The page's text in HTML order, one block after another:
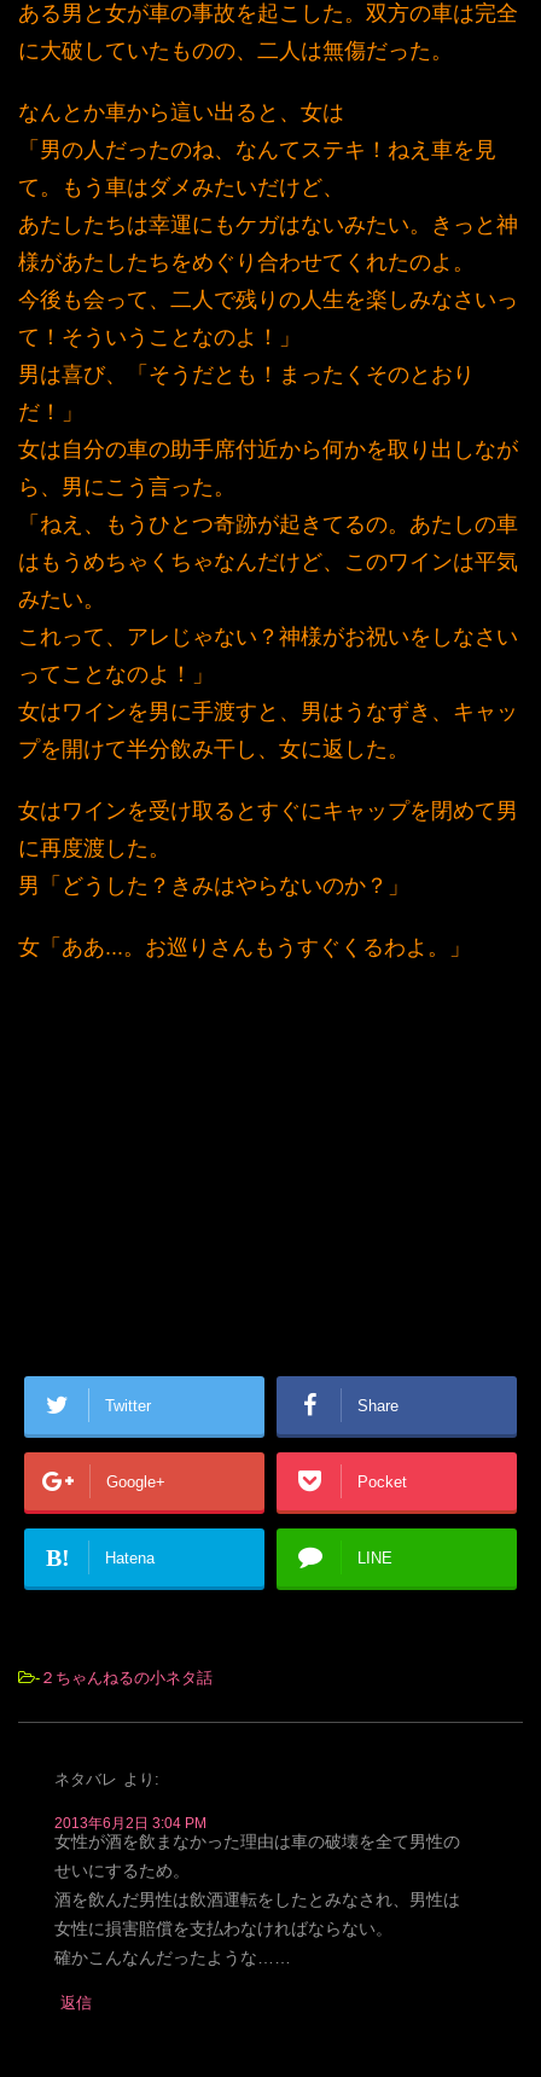
ある男と女が車の事故を起こした。双方の車は完全
に大破していたものの、二人は無傷だった。
なんとか車から這い出ると、女は
「男の人だったのね、なんてステキ！ねえ車を見
て。もう車はダメみたいだけど、
あたしたちは幸運にもケガはないみたい。きっと神
様があたしたちをめぐり合わせてくれたのよ。
今後も会って、二人で残りの人生を楽しみなさいっ
て！そういうことなのよ！」
男は喜び、「そうだとも！まったくそのとおり
だ！」
女は自分の車の助手席付近から何かを取り出しなが
ら、男にこう言った。
「ねえ、もうひとつ奇跡が起きてるの。あたしの車
はもうめちゃくちゃなんだけど、このワインは平気
みたい。
これって、アレじゃない？神様がお祝いをしなさい
ってことなのよ！」
女はワインを男に手渡すと、男はうなずき、キャッ
プを開けて半分飲み干し、女に返した。
女はワインを受け取るとすぐにキャップを閉めて男
に再度渡した。
男「どうした？きみはやらないのか？」
女「ああ...。お巡りさんもうすぐくるわよ。」
Twitter Share
Google+ Pocket
B! Hatena LINE
- ２ちゃんねるの小ネタ話
ネタバレ より:
2013年6月2日 3:04 PM
女性が酒を飲まなかった理由は車の破壊を全て男性の
せいにするため。
酒を飲んだ男性は飲酒運転をしたとみなされ、男性は
女性に損害賠償を支払わなければならない。
確かこんなんだったような……
返信